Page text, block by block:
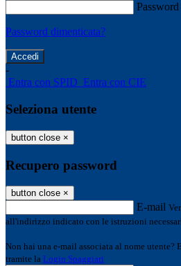
Password
Password dimenticata?
-
Entra con SPID Entra con CIE
Seleziona utente
button close ×
Recupero password
button close ×
E-mail
all'indirizzo indicato con le istruzioni
Non hai una e-mail associata al nome utente?
tramite la Login Spaggiari